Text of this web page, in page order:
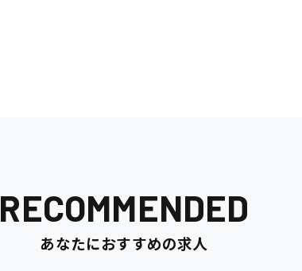
RECOMMENDED
あなたにおすすめの求人